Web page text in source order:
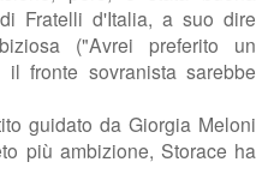
Fratelli d'Italia, a suo dire
("Avrei preferito un
fronte sovranista sarebbe
guidato da Giorgia Meloni
più ambizione, Storace ha